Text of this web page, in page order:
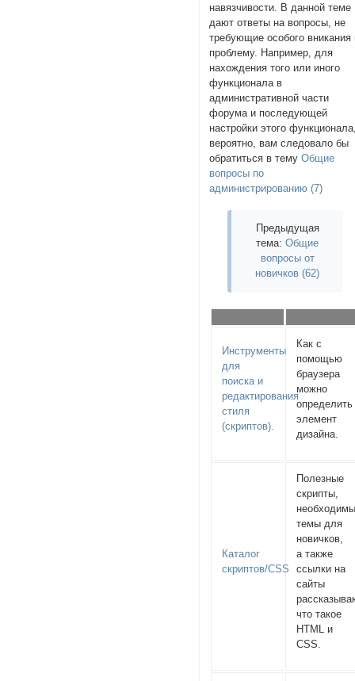
навязчивости. В данной теме
дают ответы на вопросы, не
требующие особого вникания
проблему. Например, для
нахождения того или иного
функционала в
административной части
форума и последующей
настройки этого
вероятно, вам следовало бы
обратиться в темуОбщие
вопросы по
администрированию (7)
Предыдущая
тема:Общие
вопросы от
новичков (62)
Инструменты
для
поиска и
редактирования
стиля
(скриптов).
Как с
помощью
браузера
можно
определить
элемент
дизайна.
Каталог
скриптов/CSS
Полезные
скрипты,
темы для
новичков,
а также
ссылки на
сайты
что такое
HTML и
CSS.